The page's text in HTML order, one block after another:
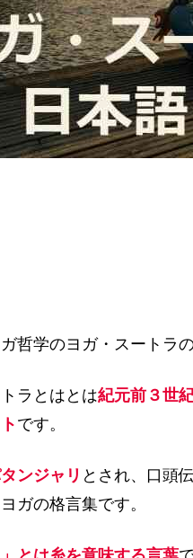
哲学のヨガ・スートラ
ラとはとは紀元前３世
です。
ンジャリ とされ、口頭
ガの格言集です。